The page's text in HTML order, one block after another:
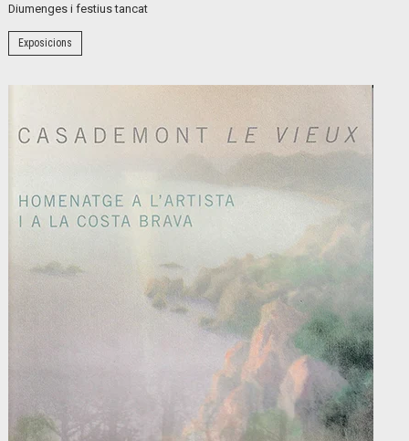
Diumenges i festius tancat
Exposicions